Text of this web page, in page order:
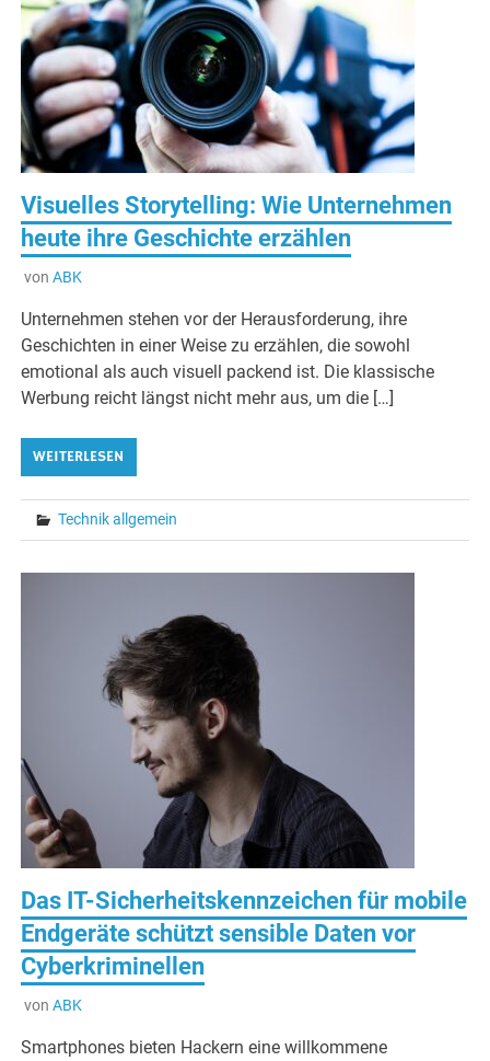
Visuelles Storytelling: Wie Unternehmen
heute ihre Geschichte erzählen
von ABK
Unternehmen stehen vor der Herausforderung, ihre
Geschichten in einer Weise zu erzählen, die sowohl
emotional als auch visuell packend ist. Die klassische
Werbung reicht längst nicht mehr aus, um die […]
WEITERLESEN
Technik allgemein
Das IT-Sicherheitskennzeichen für mobile
Endgeräte schützt sensible Daten vor
Cyberkriminellen
von ABK
Smartphones bieten Hackern eine willkommene